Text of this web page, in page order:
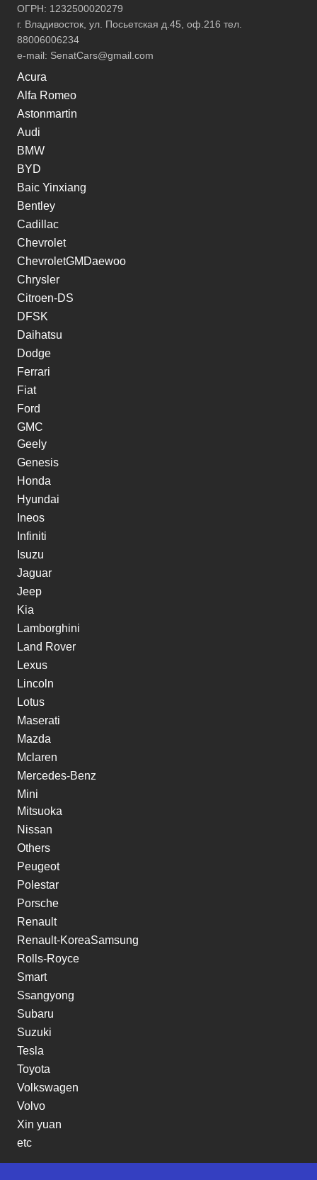
ОГРН: 1232500020279
г. Владивосток, ул. Посьетская д.45, оф.216 тел.
88006006234
e-mail: SenatCars@gmail.com
Acura
Alfa Romeo
Astonmartin
Audi
BMW
BYD
Baic Yinxiang
Bentley
Cadillac
Chevrolet
ChevroletGMDaewoo
Chrysler
Citroen-DS
DFSK
Daihatsu
Dodge
Ferrari
Fiat
Ford
GMC
Geely
Genesis
Honda
Hyundai
Ineos
Infiniti
Isuzu
Jaguar
Jeep
Kia
Lamborghini
Land Rover
Lexus
Lincoln
Lotus
Maserati
Mazda
Mclaren
Mercedes-Benz
Mini
Mitsuoka
Nissan
Others
Peugeot
Polestar
Porsche
Renault
Renault-KoreaSamsung
Rolls-Royce
Smart
Ssangyong
Subaru
Suzuki
Tesla
Toyota
Volkswagen
Volvo
Xin yuan
etc